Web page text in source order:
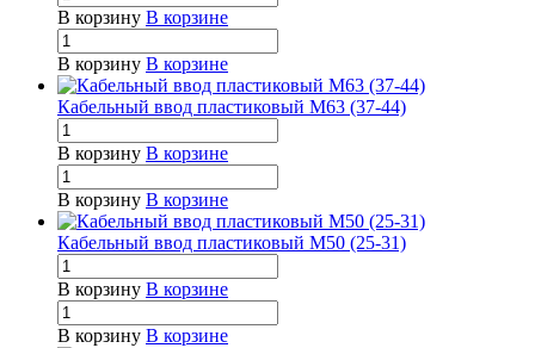
В корзину В корзине
В корзину В корзине
Кабельный ввод пластиковый М63 (37-44)
В корзину В корзине
В корзину В корзине
Кабельный ввод пластиковый М50 (25-31)
В корзину В корзине
В корзину В корзине